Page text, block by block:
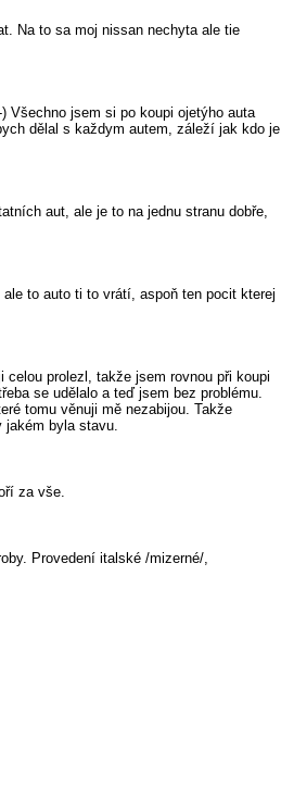
Na to sa moj nissan nechyta ale tie
Všechno jsem si po koupi ojetýho auta
dělal s každym autem, záleží jak kdo je
aut, ale je to na jednu stranu dobře,
to auto ti to vrátí, aspoň ten pocit kterej
prolezl, takže jsem rovnou při koupi
se udělalo a teď jsem bez problému.
tomu věnuji mě nezabijou. Takže
jakém byla stavu.
za vše.
Provedení italské /mizerné/,